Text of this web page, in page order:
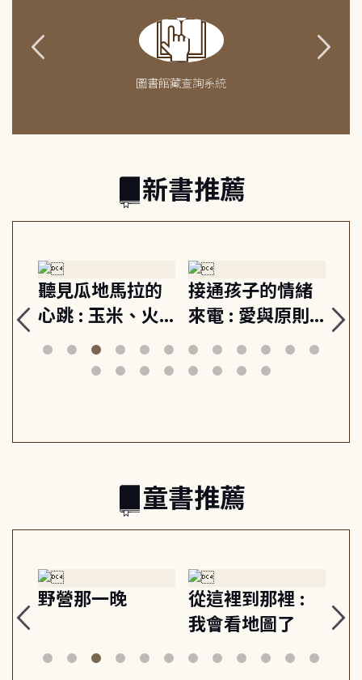
圖書館藏查詢系統
新書推薦
聽見瓜地馬拉的
心跳 : 玉米、火
山與信仰, 外交官
筆下的現代馬雅
接通孩子的情緒
來電 : 愛與原則,
建立教養的安定
節奏 22個行動練
關
童書推薦
野營那一晚
從這裡到那裡 :
我會看地圖了
美